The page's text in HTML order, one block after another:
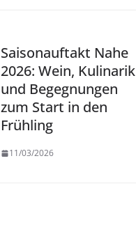
Saisonauftakt Nahe
2026: Wein, Kulinarik
und Begegnungen
zum Start in den
Frühling
11/03/2026